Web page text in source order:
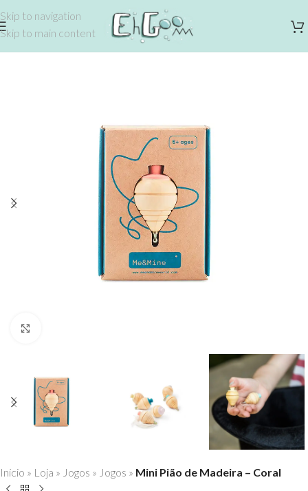
Skip to navigation
Skip to main content
Início » Loja » Jogos » Jogos » Mini Pião de Madeira – Coral